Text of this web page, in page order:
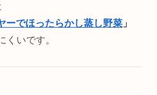
ーでほったらかし蒸し野菜 」
くいです。